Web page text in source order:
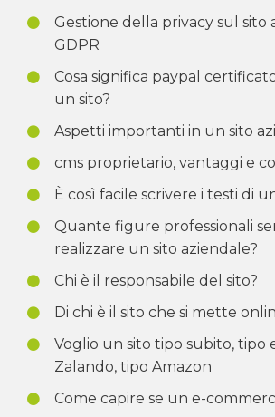
Gestione della privacy sul sito
GDPR
Cosa significa paypal
un sito?
Aspetti importanti in un sito
cms proprietario, vantaggi e
È così facile scrivere i testi di
Quante figure professionali
realizzare un sito aziendale?
Chi è il responsabile del sito?
Di chi è il sito che si mette
Voglio un sito tipo subito, tipo
Zalando, tipo Amazon
Come capire se un e-